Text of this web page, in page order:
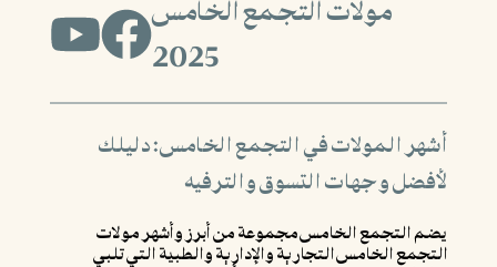
مولات التجمع الخامس
2025
أشهر المولات في التجمع الخامس: دليلك
لأفضل وجهات التسوق والترفيه
يضم التجمع الخامس مجموعة من أبرز وأشهر مولات
التجمع الخامس التجارية والإدارية والطبية التي تلبي